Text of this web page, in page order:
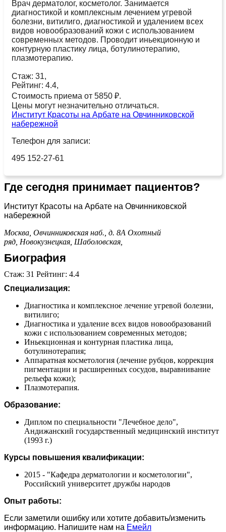
Врач дерматолог, косметолог. Занимается
диагностикой и комплексным лечением угревой
болезни, витилиго, диагностикой и удалением всех
видов новообразований кожи с использованием
современных методов. Проводит иньекционную и
контурную пластику лица, ботулинотерапию,
плазмотерапию.
Стаж: 31,
Рейтинг: 4.4,
Стоимость приема от 5850 ₽.
Цены могут незначительно отличаться.
Институт Красоты на Арбате на Овчинниковской
набережной
Телефон для записи:
495 152-27-61
Где сегодня принимает пациентов?
Институт Красоты на Арбате на Овчинниковской
набережной
Москва, Овчинниковская наб., д. 8А Охотный
ряд, Новокузнецкая, Шаболовская,
Биография
Стаж: 31 Рейтинг: 4.4
Специализация:
Диагностика и комплексное лечение угревой болезни,
витилиго;
Диагностика и удаление всех видов новообразований
кожи с использованием современных методов;
Иньекционная и контурная пластика лица,
ботулинотерапия;
Аппаратная косметология (лечение рубцов, коррекция
пигментации и расширенных сосудов, выравнивание
рельефа кожи);
Плазмотерапия.
Образование:
Диплом по специальности "Лечебное дело",
Андижанский государственный медицинский институт
(1993 г.)
Курсы повышения квалификации:
2015 - "Кафедра дерматологии и косметологии",
Российский университет дружбы народов
Опыт работы:
Если заметили ошибку или хотите добавить/изменить
информацию. Напишите нам на Емейл